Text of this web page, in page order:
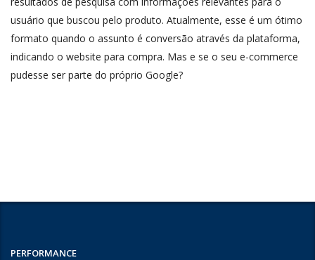
usuário que buscou pelo produto. Atualmente, esse é um ótimo
formato quando o assunto é conversão através da plataforma,
indicando o website para compra. Mas e se o seu e-commerce
pudesse ser parte do próprio Google?
PERFORMANCE